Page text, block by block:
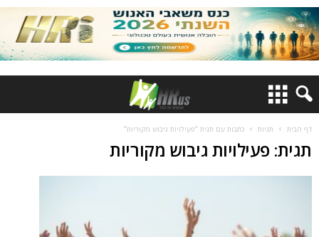
דף הבית תגיות כתבות עם תגית "פעילויות גיבוש מקוריות"
תגית: פעילויות גיבוש מקוריות